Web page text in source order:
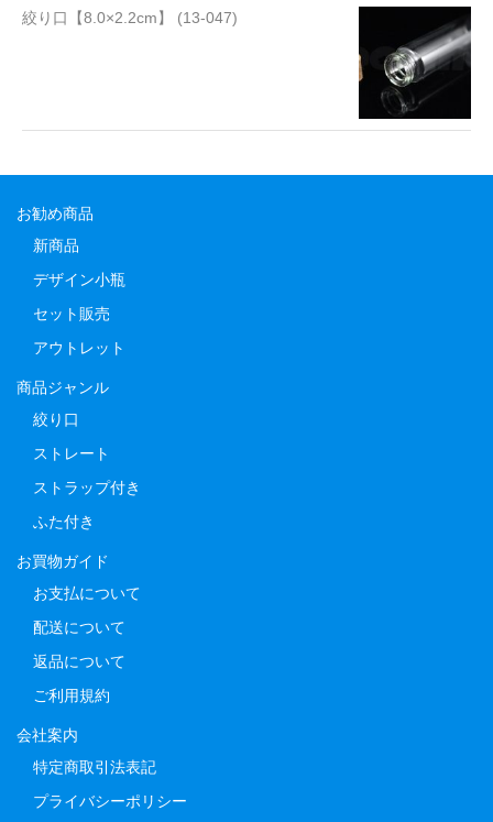
絞り口【8.0×2.2cm】 (13-047)
お勧め商品
新商品
デザイン小瓶
セット販売
アウトレット
商品ジャンル
絞り口
ストレート
ストラップ付き
ふた付き
お買物ガイド
お支払について
配送について
返品について
ご利用規約
会社案内
特定商取引法表記
プライバシーポリシー